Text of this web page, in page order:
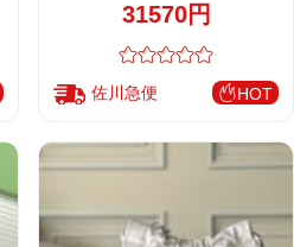
31570円
佐川急便 HOT